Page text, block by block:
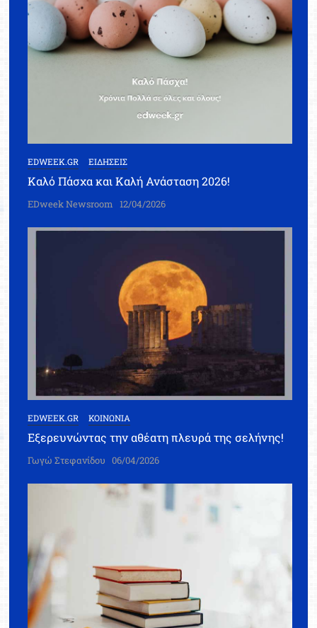
EDWEEK.GR ΕΙΔΗΣΕΙΣ
Καλό Πάσχα και Καλή Ανάσταση 2026!
EDweek Newsroom 12/04/2026
EDWEEK.GR ΚΟΙΝΩΝΙΑ
Εξερευνώντας την αθέατη πλευρά της σελήνης!
Γωγώ Στεφανίδου 06/04/2026